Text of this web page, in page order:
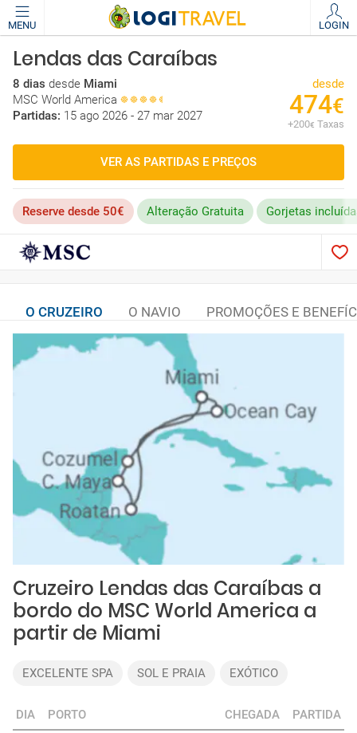
MENU LOGIN
Lendas das Caraíbas
8 dias desde Miami
MSC World America
Partidas: 15 ago 2026 - 27 mar 2027
desde
474€
+200€ Taxas
VER AS PARTIDAS E PREÇOS
Reserve desde 50€ Alteração Gratuita Gorjetas
O CRUZEIRO O NAVIO PROMOÇÕES E
Cruzeiro Lendas das Caraíbas a
bordo do MSC World America a
partir de Miami
EXCELENTE SPA SOL E PRAIA EXÓTICO
DIA PORTO CHEGADA PARTIDA